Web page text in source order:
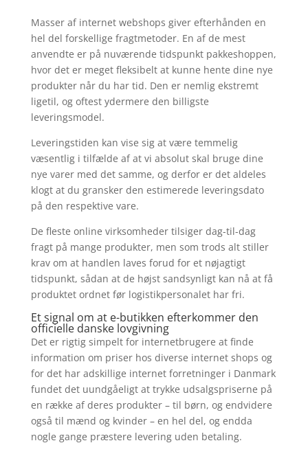
Masser af internet webshops giver efterhånden en
hel del forskellige fragtmetoder. En af de mest
anvendte er på nuværende tidspunkt pakkeshoppen,
hvor det er meget fleksibelt at kunne hente dine nye
produkter når du har tid. Den er nemlig ekstremt
ligetil, og oftest ydermere den billigste
leveringsmodel.
Leveringstiden kan vise sig at være temmelig
væsentlig i tilfælde af at vi absolut skal bruge dine
nye varer med det samme, og derfor er det aldeles
klogt at du gransker den estimerede leveringsdato
på den respektive vare.
De fleste online virksomheder tilsiger dag-til-dag
fragt på mange produkter, men som trods alt stiller
krav om at handlen laves forud for et nøjagtigt
tidspunkt, sådan at de højst sandsynligt kan nå at få
produktet ordnet før logistikpersonalet har fri.
Et signal om at e-butikken efterkommer den
officielle danske lovgivning
Det er rigtig simpelt for internetbrugere at finde
information om priser hos diverse internet shops og
for det har adskillige internet forretninger i Danmark
fundet det uundgåeligt at trykke udsalgspriserne på
en række af deres produkter – til børn, og endvidere
også til mænd og kvinder – en hel del, og endda
nogle gange præstere levering uden betaling.